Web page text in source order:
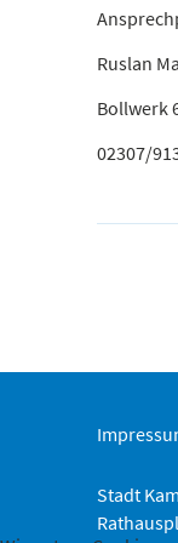
Ruslan
Bollwerk
02307/
Stadt